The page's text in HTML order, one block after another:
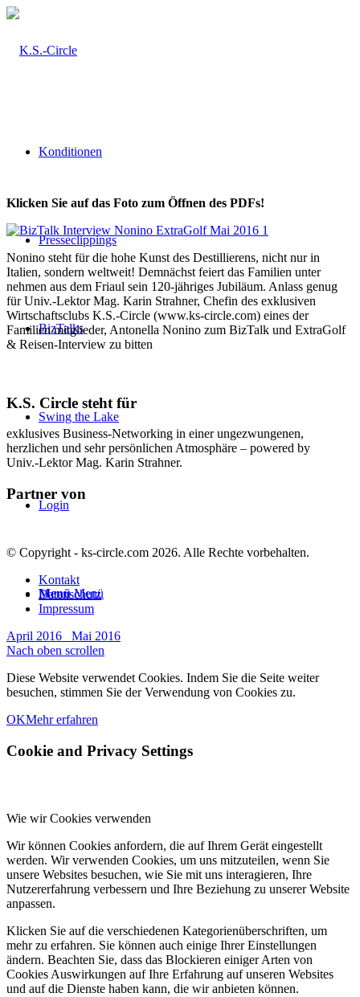
Konditionen
Presseclippings
BizTalks
Swing the Lake
Login
Menü Menü
Klicken Sie auf das Foto zum Öffnen des PDFs!
Nonino steht für die hohe Kunst des Destillierens, nicht nur in
Italien, sondern weltweit! Demnächst feiert das Familien unter
nehmen aus dem Friaul sein 120-jähriges Jubiläum. Anlass genug
für Univ.-Lektor Mag. Karin Strahner, Chefin des exklusiven
Wirtschaftsclubs K.S.-Circle (www.ks-circle.com) eines der
Familien mitglieder, Antonella Nonino zum BizTalk und ExtraGolf
& Reisen-Interview zu bitten
K.S. Circle steht für
exklusives Business-Networking in einer ungezwungenen,
herzlichen und sehr persönlichen Atmosphäre – powered by
Univ.-Lektor Mag. Karin Strahner.
Partner von
© Copyright - ks-circle.com 2026. Alle Rechte vorbehalten.
Kontakt
Datenschutz
Impressum
April 2016
Mai 2016
Nach oben scrollen
Diese Website verwendet Cookies. Indem Sie die Seite weiter
besuchen, stimmen Sie der Verwendung von Cookies zu.
OKMehr erfahren
Cookie and Privacy Settings
Wie wir Cookies verwenden
Wir können Cookies anfordern, die auf Ihrem Gerät eingestellt
werden. Wir verwenden Cookies, um uns mitzuteilen, wenn Sie
unsere Websites besuchen, wie Sie mit uns interagieren, Ihre
Nutzererfahrung verbessern und Ihre Beziehung zu unserer Website
anpassen.
Klicken Sie auf die verschiedenen Kategorienüberschriften, um
mehr zu erfahren. Sie können auch einige Ihrer Einstellungen
ändern. Beachten Sie, dass das Blockieren einiger Arten von
Cookies Auswirkungen auf Ihre Erfahrung auf unseren Websites
und auf die Dienste haben kann, die wir anbieten können.